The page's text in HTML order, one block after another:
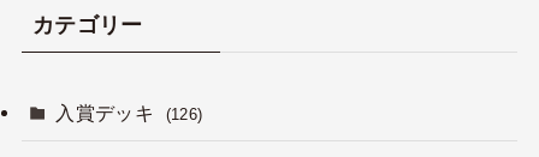
カテゴリー
入賞デッキ (126)